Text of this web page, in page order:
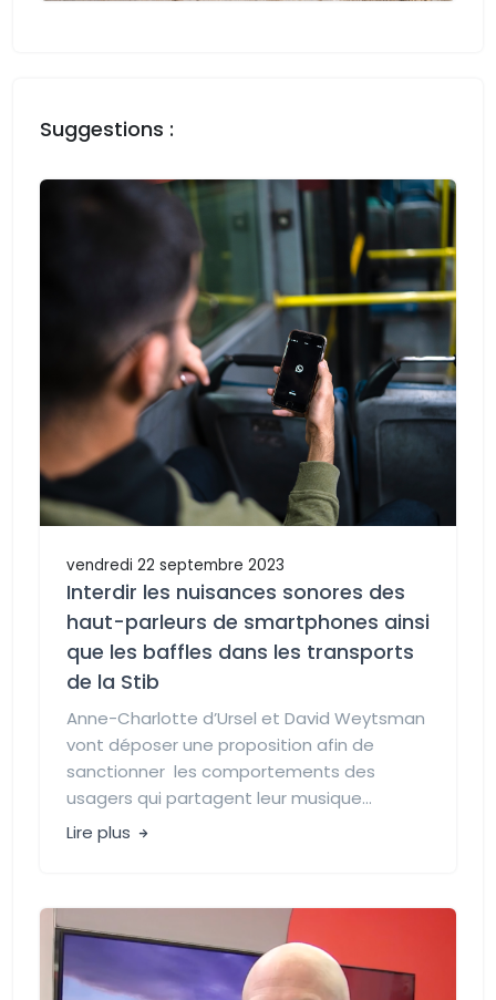
Suggestions :
vendredi 22 septembre 2023
Interdir les nuisances sonores des
haut-parleurs de smartphones ainsi
que les baffles dans les transports
de la Stib
Anne-Charlotte d’Ursel et David Weytsman
vont déposer une proposition afin de
sanctionner les comportements des
usagers qui partagent leur musique...
Lire plus